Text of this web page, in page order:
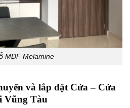
MDF Melamine
và lắp đặt Cửa – Cửa
Vũng Tàu